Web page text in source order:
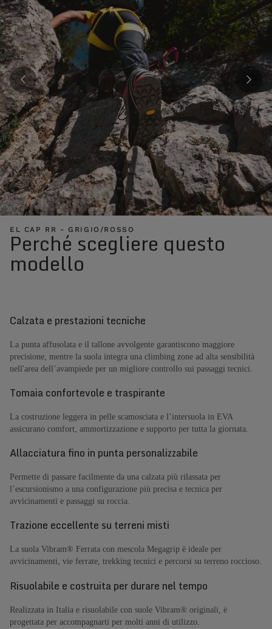
EL CAP RR - GRIGIO/ROSSO
Perché scegliere questo
modello
Calzata e prestazioni tecniche
La punta affusolata e il tallone avvolgente garantiscono maggiore
precisione, mentre la suola integra una climbing zone ad alta sensibilità
nell'area dell’avampiede per un migliore controllo sui passaggi tecnici.
Tomaia confortevole e traspirante
La costruzione leggera in pelle scamosciata e l’intersuola in EVA
assicurano comfort, ammortizzazione e supporto per tutta la giornata.
Allacciatura fino in punta personalizzabile
Permette di passare facilmente da una calzata più rilassata per
l’escursionismo a una configurazione più precisa e tecnica per
avvicinamenti e passaggi su roccia.
Trazione eccellente su terreni misti
La suola Vibram® Ferrata con mescola Megagrip è ideale per
avvicinamenti, vie ferrate, trekking tecnici e percorsi su terreno roccioso.
Risuolabile e costruita per durare nel tempo
Realizzata in Italia e risuolabile con suole Vibram® originali, è
progettata per accompagnarti per molti anni di utilizzo.